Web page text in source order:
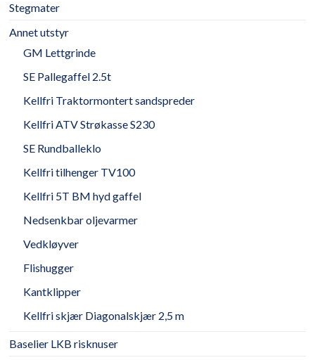
Stegmater
Annet utstyr
GM Lettgrinde
SE Pallegaffel 2.5t
Kellfri Traktormontert sandspreder
Kellfri ATV Strøkasse S230
SE Rundballeklo
Kellfri tilhenger TV100
Kellfri 5T BM hyd gaffel
Nedsenkbar oljevarmer
Vedkløyver
Flishugger
Kantklipper
Kellfri skjær Diagonalskjær 2,5 m
Baselier LKB risknuser